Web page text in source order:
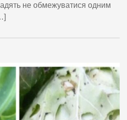
не обмежуватися одним